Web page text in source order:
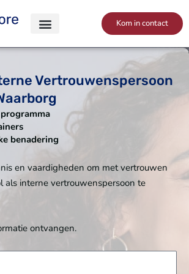
Kom in contact
Vertrouwenspersoon
benadering
en vaardigheden om met vertrouwen
als interne vertrouwenspersoon te
ontvangen.